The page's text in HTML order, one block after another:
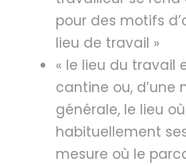
pour des motifs
lieu de travail »
« le lieu du travail
cantine ou, d’une
générale, le lieu
habituellement
mesure où le